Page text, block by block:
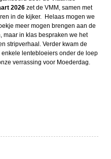
2026 zet de VMM, samen met
in de kijker. Helaas mogen we
meer mogen brengen aan de
maar in klas bespraken we het
stripverhaal. Verder kwam de
lentebloeiers onder de loep
verrassing voor Moederdag.